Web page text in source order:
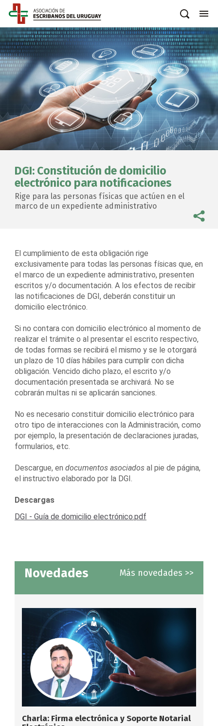
DGI: Constitución de domicilio
electrónico para notificaciones
Rige para las personas físicas que actúen en el
marco de un expediente administrativo
El cumplimiento de esta obligación rige
exclusivamente para todas las personas físicas que, en
el marco de un expediente administrativo, presenten
escritos y/o documentación. A los efectos de recibir
las notificaciones de DGI, deberán constituir un
domicilio electrónico.
Si no contara con domicilio electrónico al momento de
realizar el trámite o al presentar el escrito respectivo,
de todas formas se recibirá el mismo y se le otorgará
un plazo de 10 días hábiles para cumplir con dicha
obligación. Vencido dicho plazo, el escrito y/o
documentación presentada se archivará. No se
cobrarán multas ni se aplicarán sanciones.
No es necesario constituir domicilio electrónico para
otro tipo de interacciones con la Administración, como
por ejemplo, la presentación de declaraciones juradas,
formularios, etc.
Descargue, en documentos asociados al pie de página,
el instructivo elaborado por la DGI.
Descargas
DGI - Guía de domicilio electrónico.pdf
Novedades Más novedades >>
Charla: Firma electrónica y Soporte Notarial